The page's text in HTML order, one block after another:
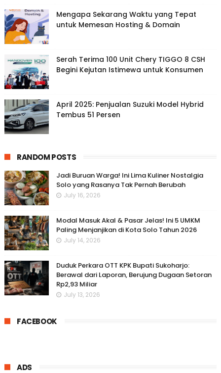
Mengapa Sekarang Waktu yang Tepat
untuk Memesan Hosting & Domain
Serah Terima 100 Unit Chery TIGGO 8 CSH
Begini Kejutan Istimewa untuk Konsumen
April 2025: Penjualan Suzuki Model Hybrid
Tembus 51 Persen
RANDOM POSTS
Jadi Buruan Warga! Ini Lima Kuliner Nostalgia
Solo yang Rasanya Tak Pernah Berubah
July 16, 2026
Modal Masuk Akal & Pasar Jelas! Ini 5 UMKM
Paling Menjanjikan di Kota Solo Tahun 2026
July 14, 2026
Duduk Perkara OTT KPK Bupati Sukoharjo:
Berawal dari Laporan, Berujung Dugaan Setoran
Rp2,93 Miliar
July 13, 2026
FACEBOOK
ADS